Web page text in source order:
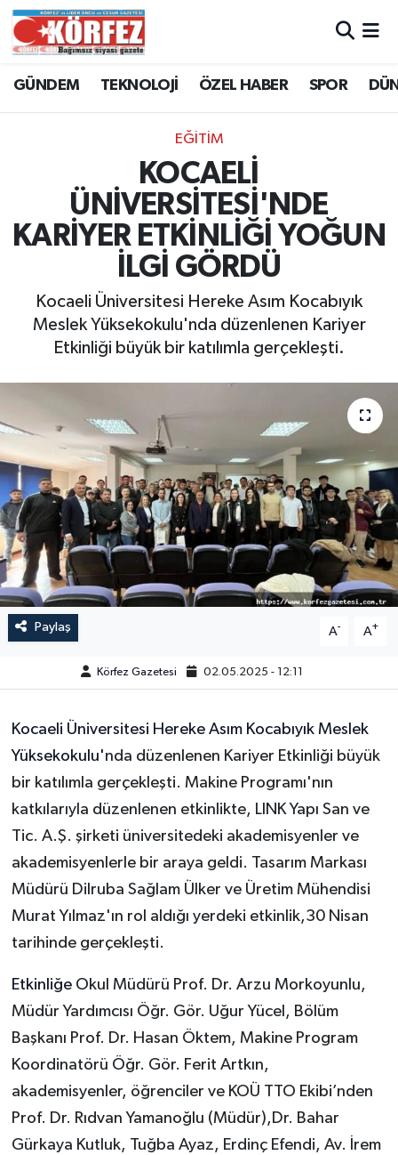
GÜNDEM TEKNOLOJİ ÖZEL HABER SPOR
EĞİTİM
KOCAELİ
ÜNİVERSİTESİ'NDE
KARİYER ETKİNLİĞİ YOĞUN
İLGİ GÖRDÜ
Kocaeli Üniversitesi Hereke Asım Kocabıyık
Meslek Yüksekokulu'nda düzenlenen Kariyer
Etkinliği büyük bir katılımla gerçekleşti.
Paylaş A- A+
Körfez Gazetesi 02.05.2025 - 12:11
Kocaeli Üniversitesi Hereke Asım Kocabıyık Meslek
Yüksekokulu'nda düzenlenen Kariyer Etkinliği büyük
bir katılımla gerçekleşti. Makine Programı'nın
katkılarıyla düzenlenen etkinlikte, LINK Yapı San ve
Tic. A.Ş. şirketi üniversitedeki akademisyenler ve
akademisyenlerle bir araya geldi. Tasarım Markası
Müdürü Dilruba Sağlam Ülker ve Üretim Mühendisi
Murat Yılmaz'ın rol aldığı yerdeki etkinlik,30 Nisan
tarihinde gerçekleşti.
Etkinliğe Okul Müdürü Prof. Dr. Arzu Morkoyunlu,
Müdür Yardımcısı Öğr. Gör. Uğur Yücel, Bölüm
Başkanı Prof. Dr. Hasan Öktem, Makine Program
Koordinatörü Öğr. Gör. Ferit Artkın,
akademisyenler, öğrenciler ve KOÜ TTO Ekibi’nden
Prof. Dr. Rıdvan Yamanoğlu (Müdür),Dr. Bahar
Gürkaya Kutluk, Tuğba Ayaz, Erdinç Efendi, Av. İrem
Trafik Durumu
Süper Lig Puan Durumu ve Fikstür
Tüm Manşetler
Son Dakika Haberleri
Haber Arşivi